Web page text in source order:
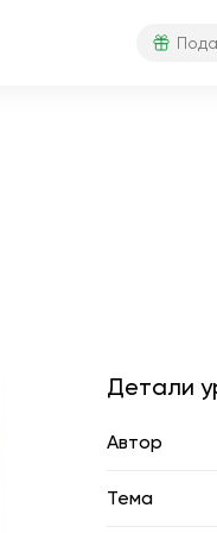
Детали
Автор
Тема